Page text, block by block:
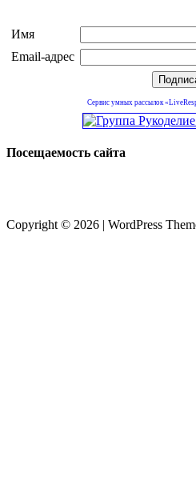
Имя
Email-адрес
Сервис умных рассылок
Посещаемость сайта
Copyright © 2026 | WordPress